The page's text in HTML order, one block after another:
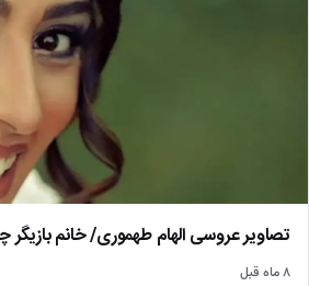
تصاویر عروسی الهام طهموری/ خانم بازیگر
۸ ماه قبل